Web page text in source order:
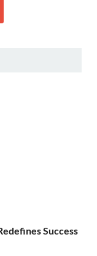
Success